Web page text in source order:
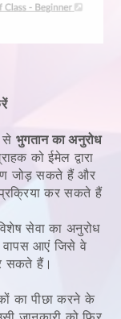
सेभुगतान का अनुरोध
को ईमेल द्वारा
जोड़ सकते हैं और
कर सकते हैं
सेवा का अनुरोध
आएं जिसे वे
सकते हैं।
का पीछा करने के